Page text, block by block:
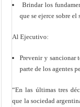
Brindar los
que se ejerce sobre el
Al Ejecutivo:
Prevenir y sancionar
parte de los agentes
“En las últimas tres
que la sociedad